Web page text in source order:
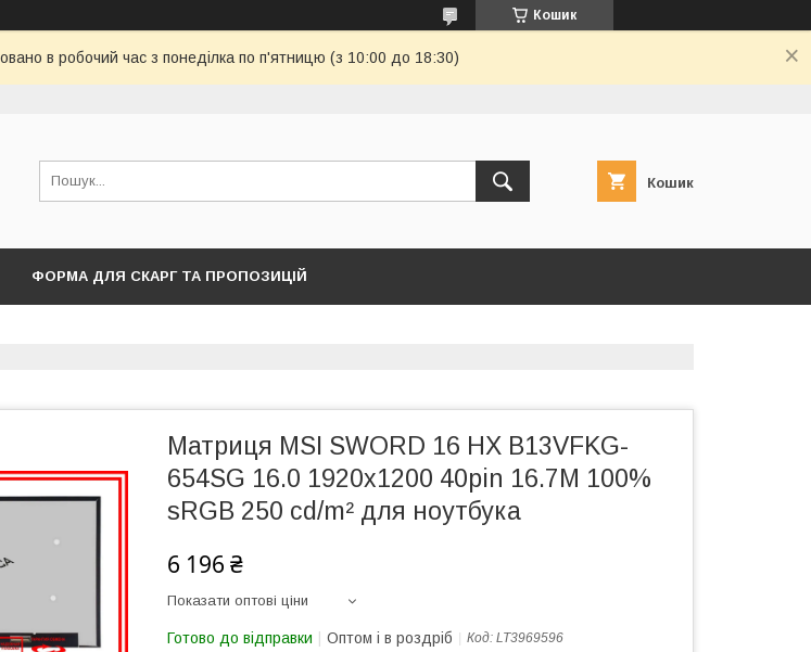
Кошик
в робочий час з понеділка по п'ятницю (з 10:00 до 18:30)
Кошик
ФОРМА ДЛЯ СКАРГ ТА ПРОПОЗИЦІЙ
Матриця MSI SWORD 16 HX B13VFKG-
654SG 16.0 1920x1200 40pin 16.7M 100%
sRGB 250 cd/m² для ноутбука
6 196 ₴
Показати оптові ціни
Готово до відправки Оптом і в роздріб Код: LT3969596